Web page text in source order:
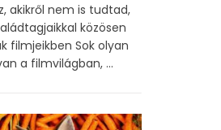
akikről nem is tudtad,
közösen
filmjeikben Sok olyan
a filmvilágban, ...